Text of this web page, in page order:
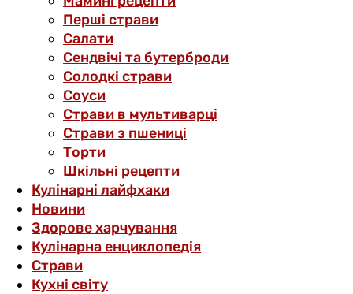
Перші страви
Салати
Сендвічі та бутерброди
Солодкі страви
Соуси
Страви в мультиварці
Страви з пшениці
Торти
Шкільні рецепти
Кулінарні лайфхаки
Новини
Здорове харчування
Кулінарна енциклопедія
Страви
Кухні світу